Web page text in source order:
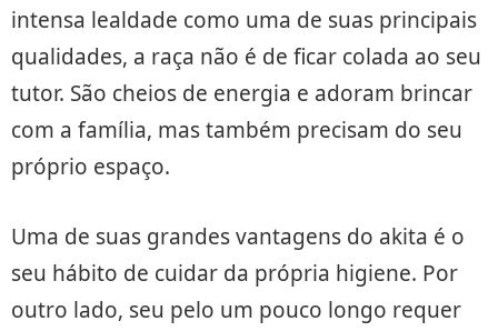
intensa lealdade como uma de suas principais
qualidades, a raça não é de ficar colada ao seu
tutor. São cheios de energia e adoram brincar
com a família, mas também precisam do seu
próprio espaço.
Uma de suas grandes vantagens do akita é o
seu hábito de cuidar da própria higiene. Por
outro lado, seu pelo um pouco longo requer